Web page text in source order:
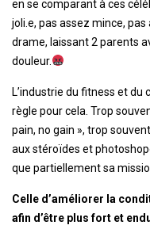
en se comparant à ces
joli.e, pas assez mince,
drame, laissant 2 parents
douleur.
L’industrie du fitness et du
règle pour cela. Trop
pain, no gain », trop
aux stéroïdes et
que partiellement sa
Celle d’améliorer la
afin d’être plus fort et